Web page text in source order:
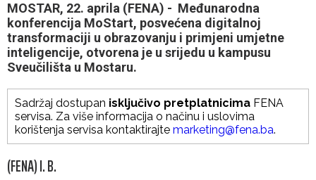
MOSTAR, 22. aprila (FENA) - Međunarodna
konferencija MoStart, posvećena digitalnoj
transformaciji u obrazovanju i primjeni umjetne
inteligencije, otvorena je u srijedu u kampusu
Sveučilišta u Mostaru.
Sadržaj dostupan isključivo pretplatnicima FENA
servisa. Za više informacija o načinu i uslovima
korištenja servisa kontaktirajte marketing@fena.ba.
(FENA) I. B.